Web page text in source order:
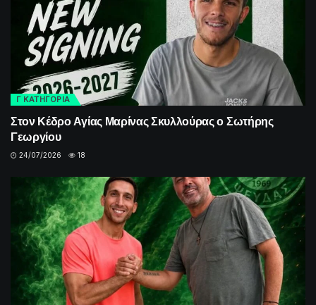
Γ ΚΑΤΗΓΟΡΙΑ
Στον Κέδρο Αγίας Μαρίνας Σκυλλούρας ο Σωτήρης
Γεωργίου
24/07/2026 18